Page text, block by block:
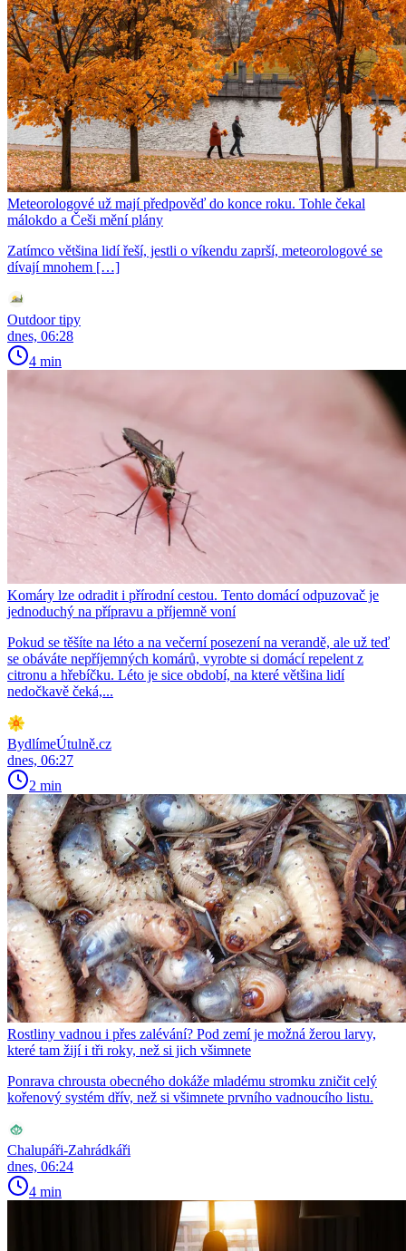
Meteorologové už mají předpověď do konce roku. Tohle čekal
málokdo a Češi mění plány
Zatímco většina lidí řeší, jestli o víkendu zaprší, meteorologové se
dívají mnohem […]
Outdoor tipy
dnes, 06:28
4 min
Komáry lze odradit i přírodní cestou. Tento domácí odpuzovač je
jednoduchý na přípravu a příjemně voní
Pokud se těšíte na léto a na večerní posezení na verandě, ale už teď
se obáváte nepříjemných komárů, vyrobte si domácí repelent z
citronu a hřebíčku. Léto je sice období, na které většina lidí
nedočkavě čeká,...
BydlímeÚtulně.cz
dnes, 06:27
2 min
Rostliny vadnou i přes zalévání? Pod zemí je možná žerou larvy,
které tam žijí i tři roky, než si jich všimnete
Ponrava chrousta obecného dokáže mladému stromku zničit celý
kořenový systém dřív, než si všimnete prvního vadnoucího listu.
Chalupáři-Zahrádkáři
dnes, 06:24
4 min